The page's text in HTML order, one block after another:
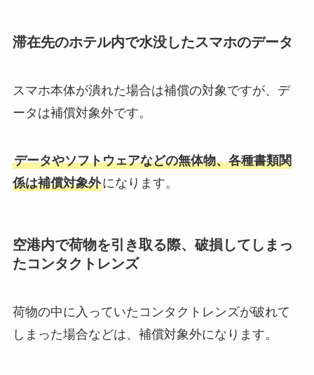
滞在先のホテル内で水没したスマホのデータ
スマホ本体が潰れた場合は補償の対象ですが、デ
ータは補償対象外です。
データやソフトウェアなどの無体物、各種書類関
係は補償対象外になります。
空港内で荷物を引き取る際、破損してしまっ
たコンタクトレンズ
荷物の中に入っていたコンタクトレンズが破れて
しまった場合などは、補償対象外になります。